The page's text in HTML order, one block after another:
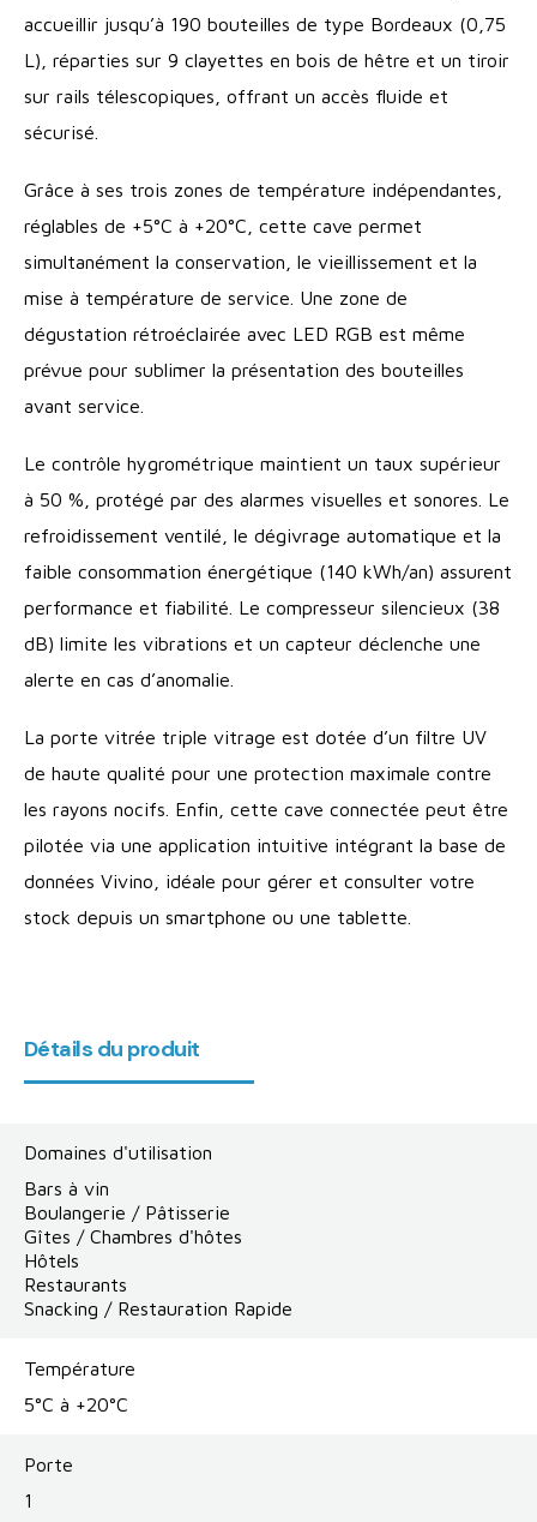
accueillir jusqu’à 190 bouteilles de type Bordeaux (0,75
L), réparties sur 9 clayettes en bois de hêtre et un tiroir
sur rails télescopiques, offrant un accès fluide et
sécurisé.
Grâce à ses trois zones de température indépendantes,
réglables de +5°C à +20°C, cette cave permet
simultanément la conservation, le vieillissement et la
mise à température de service. Une zone de
dégustation rétroéclairée avec LED RGB est même
prévue pour sublimer la présentation des bouteilles
avant service.
Le contrôle hygrométrique maintient un taux supérieur
à 50 %, protégé par des alarmes visuelles et sonores. Le
refroidissement ventilé, le dégivrage automatique et la
faible consommation énergétique (140 kWh/an) assurent
performance et fiabilité. Le compresseur silencieux (38
dB) limite les vibrations et un capteur déclenche une
alerte en cas d’anomalie.
La porte vitrée triple vitrage est dotée d’un filtre UV
de haute qualité pour une protection maximale contre
les rayons nocifs. Enfin, cette cave connectée peut être
pilotée via une application intuitive intégrant la base de
données Vivino, idéale pour gérer et consulter votre
stock depuis un smartphone ou une tablette.
Détails du produit
Domaines d'utilisation
Bars à vin
Boulangerie / Pâtisserie
Gîtes / Chambres d'hôtes
Hôtels
Restaurants
Snacking / Restauration Rapide
Température
5°C à +20°C
Porte
1